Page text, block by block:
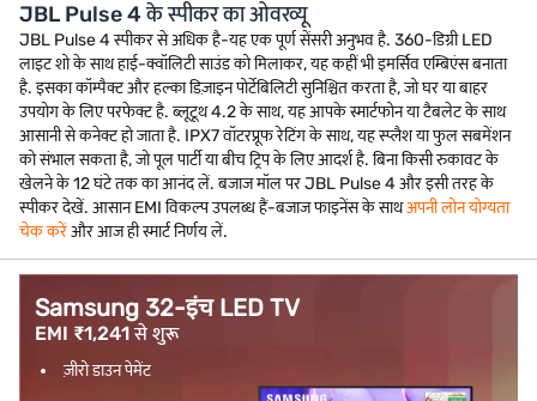
JBL Pulse 4 के स्पीकर का ओवरव्यू
JBL Pulse 4 स्पीकर से अधिक है-यह एक पूर्ण सेंसरी अनुभव है. 360-डिग्री LED
लाइट शो के साथ हाई-क्वॉलिटी साउंड को मिलाकर, यह कहीं भी इमर्सिव एम्बिएंस बनाता
है. इसका कॉम्पैक्ट और हल्का डिज़ाइन पोर्टेबिलिटी सुनिश्चित करता है, जो घर या बाहर
उपयोग के लिए परफेक्ट है. ब्लूटूथ 4.2 के साथ, यह आपके स्मार्टफोन या टैबलेट के साथ
आसानी से कनेक्ट हो जाता है. IPX7 वॉटरप्रूफ रेटिंग के साथ, यह स्प्लैश या फुल सबमेंशन
को संभाल सकता है, जो पूल पार्टी या बीच ट्रिप के लिए आदर्श है. बिना किसी रुकावट के
खेलने के 12 घंटे तक का आनंद लें. बजाज मॉल पर JBL Pulse 4 और इसी तरह के
स्पीकर देखें. आसान EMI विकल्प उपलब्ध हैं-बजाज फाइनेंस के साथअपनी लोन योग्यता
चेक करेंऔर आज ही स्मार्ट निर्णय लें.
Samsung 32-इंच LED TV
EMI ₹1,241 से शुरू
ज़ीरो डाउन पेमेंट